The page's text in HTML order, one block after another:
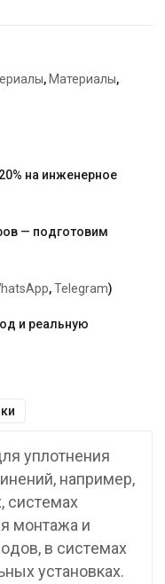
, Материалы,
на инженерное
— подготовим
,Telegram)
и реальную
yплoтнeния
нaпpимep,
систeмaх
мoнтaжa и
в систeмaх
yстaнoвкaх.